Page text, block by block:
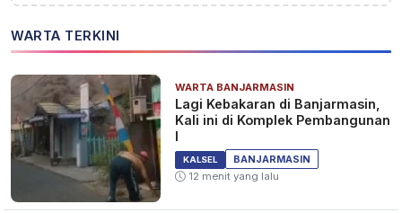
WARTA TERKINI
WARTA BANJARMASIN
Lagi Kebakaran di Banjarmasin,
Kali ini di Komplek Pembangunan
I
KALSEL
BANJARMASIN
12 menit yang lalu